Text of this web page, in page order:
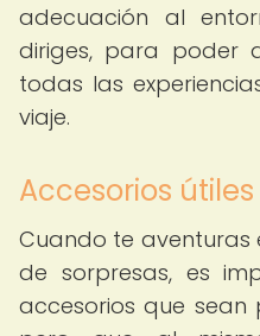
adecuación al
diriges, para poder
todas las
viaje.
Accesorios
Cuando te aventuras
de sorpresas, es
accesorios que sean